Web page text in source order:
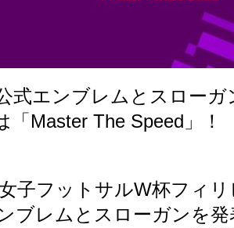
式エンブレムとスローガ
「Master The Speed」！
子フットサルW杯フィ
ブレムとスローガンを